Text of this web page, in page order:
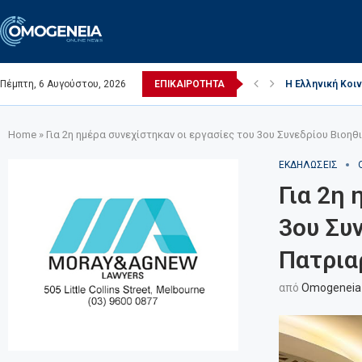
Πέμπτη, 6 Αυγούστου, 2026 ΕΠΙΚΑΙΡΟΤΗΤΑ Η Ελληνική
Home » Για 2η ημέρα συνεχίστηκαν οι εργασίες του 3ου Συνεδρίου
ΕΚΔΗΛΩΣΕΙΣ
Για 2η
3ου
από